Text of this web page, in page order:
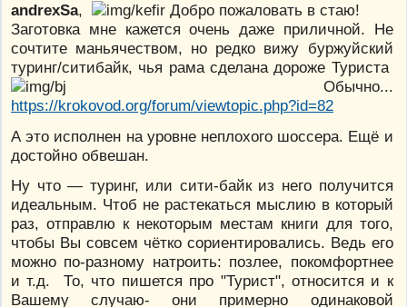
andrexSa,
Добро пожаловать в стаю!
Заготовка мне кажется очень даже приличной. Не
сочтите маньячеством, но редко вижу буржуйский
туринг/ситибайк, чья рама сделана дороже Туриста
Обычно...
https://krokovod.org/forum/viewtopic.php?id=82
А это исполнен на уровне неплохого шоссера. Ещё и
достойно обвешан.
Ну что — туринг, или сити-байк из него получится
идеальным. Чтоб не растекаться мыслию в который
раз, отправлю к некоторым местам книги для того,
чтобы Вы совсем чётко сориентировались. Ведь его
можно по-разному натроить: позлее, покомфортнее
и т.д. То, что пишется про "Турист", относится и к
Вашему случаю- они примерно одинаковой